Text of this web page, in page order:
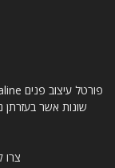
שונות אשר בעזרתן
צרו